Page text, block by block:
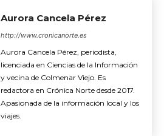
Aurora Cancela Pérez
http://www.cronicanorte.es
Aurora Cancela Pérez, periodista,
licenciada en Ciencias de la Información
y vecina de Colmenar Viejo. Es
redactora en Crónica Norte desde 2017.
Apasionada de la información local y los
viajes.